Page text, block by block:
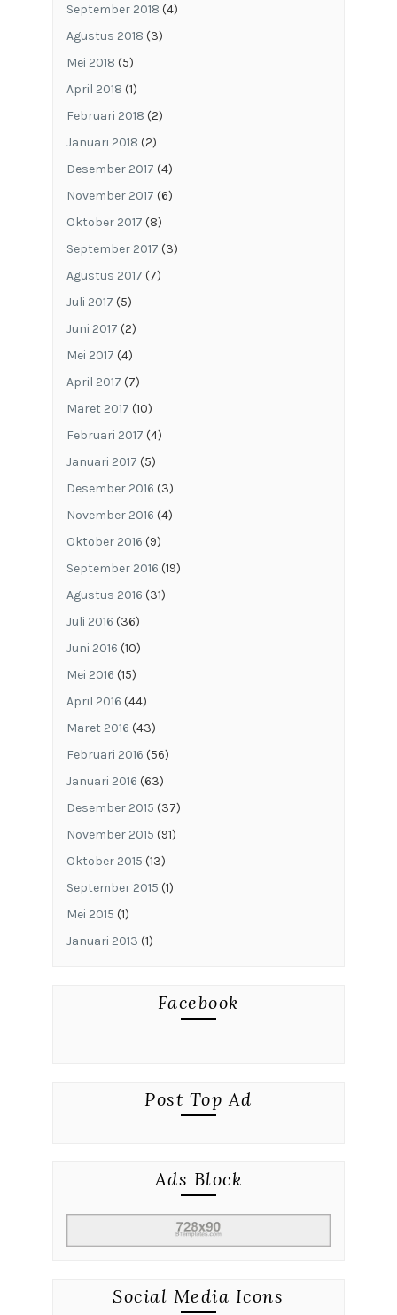
September 2018 (4)
Agustus 2018 (3)
Mei 2018 (5)
April 2018 (1)
Februari 2018 (2)
Januari 2018 (2)
Desember 2017 (4)
November 2017 (6)
Oktober 2017 (8)
September 2017 (3)
Agustus 2017 (7)
Juli 2017 (5)
Juni 2017 (2)
Mei 2017 (4)
April 2017 (7)
Maret 2017 (10)
Februari 2017 (4)
Januari 2017 (5)
Desember 2016 (3)
November 2016 (4)
Oktober 2016 (9)
September 2016 (19)
Agustus 2016 (31)
Juli 2016 (36)
Juni 2016 (10)
Mei 2016 (15)
April 2016 (44)
Maret 2016 (43)
Februari 2016 (56)
Januari 2016 (63)
Desember 2015 (37)
November 2015 (91)
Oktober 2015 (13)
September 2015 (1)
Mei 2015 (1)
Januari 2013 (1)
Facebook
Post Top Ad
Ads Block
Social Media Icons